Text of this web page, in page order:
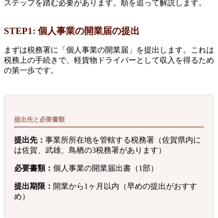
ステップを踏む必要があります。順を追って解説します。
STEP1: 個人事業の開業届の提出
まずは税務署に「個人事業の開業届」を提出します。これは
税務上の手続きで、軽貨物ドライバーとして収入を得るため
の第一歩です。
提出先と必要書類
提出先： 事業所所在地を管轄する税務署（佐賀県内に
は佐賀、武雄、鳥栖の3税務署があります）
必要書類： 個人事業の開業届出書（1部）
提出期限： 開業から1ヶ月以内（早めの提出がおすす
め）